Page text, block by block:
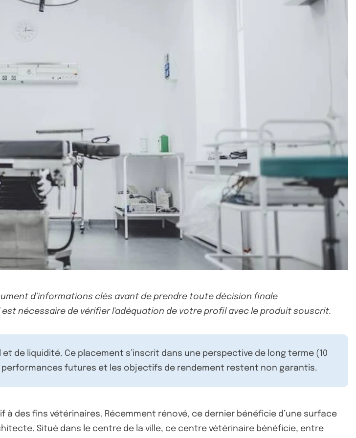
d’informations clés avant de prendre toute décision finale
nécessaire de vérifier l'adéquation de votre profil avec le produit souscrit.
de liquidité. Ce placement s’inscrit dans une perspective de long terme (10
futures et les objectifs de rendement restent non garantis.
à des fins vétérinaires. Récemment rénové, ce dernier bénéficie d’une surface
Situé dans le centre de la ville, ce centre vétérinaire bénéficie, entre